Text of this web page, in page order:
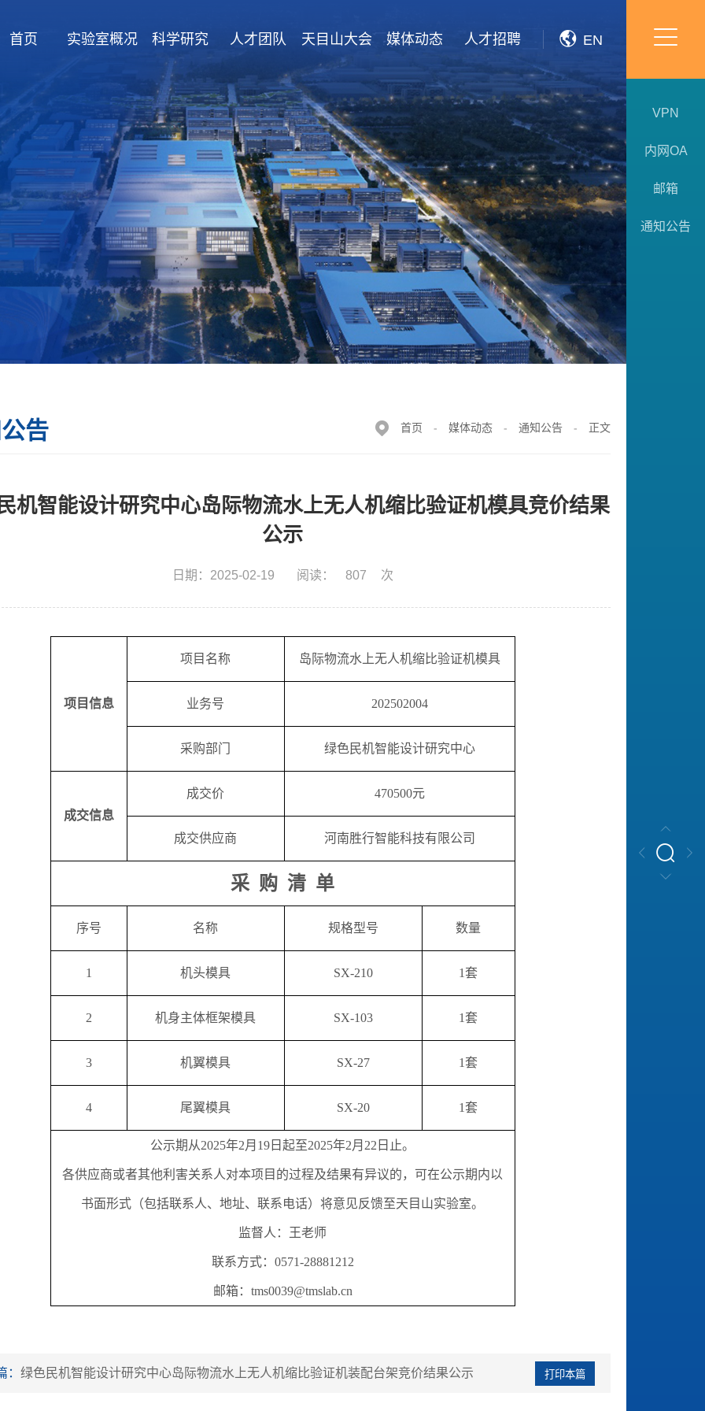
首页 实验室概况 科学研究 人才团队 天目山大会 媒体动态 人才招聘 EN
VPN
内网OA
邮箱
通知公告
告 首页 - 媒体动态 - 通知公告 - 正文
机智能设计研究中心岛际物流水上无人机缩比验证机模具竞价结果
公示
日期：2025-02-19 阅读： 807 次
项目信息
项目名称 岛际物流水上无人机缩比验证机模具
业务号 202502004
采购部门 绿色民机智能设计研究中心
成交信息
成交价 470500元
成交供应商 河南胜行智能科技有限公司
采 购 清 单
序号 名称 规格型号 数量
1 机头模具 SX-210 1套
2 机身主体框架模具 SX-103 1套
3 机翼模具 SX-27 1套
4 尾翼模具 SX-20 1套
公示期从2025年2月19日起至2025年2月22日止。
各供应商或者其他利害关系人对本项目的过程及结果有异议的，可在公示期内以
书面形式（包括联系人、地址、联系电话）将意见反馈至天目山实验室。
监督人：王老师
联系方式： 0571-28881212
邮箱： tms0039@tmslab.cn
： 绿色民机智能设计研究中心岛际物流水上无人机缩比验证机装配台架竞价结果公示